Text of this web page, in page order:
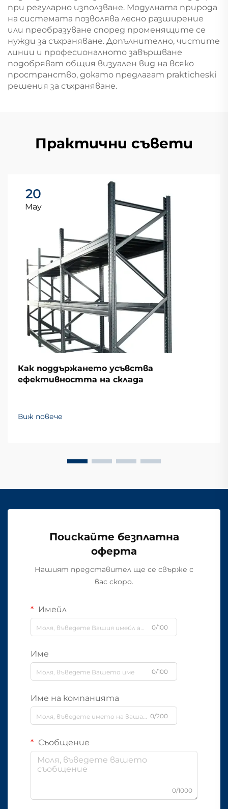
при регуларно използване. Модулната природа
на системата позволява лесно разширение
или преобразуване според променящите се
нужди за съхраняване. Допълнително, чистите
линии и професионалното завършване
подобряват общия визуален вид на всяко
пространство, докато предлагат prakticheski
решения за съхраняване.
Практични съвети
20
May
Как поддържането усъвства
ефективността на склада
Виж повече
Поискайте безплатна
оферта
Нашият представител ще се свърже с
вас скоро.
Имейл
0/100
Име
0/100
Име на компанията
0/200
Съобщение
0/1000